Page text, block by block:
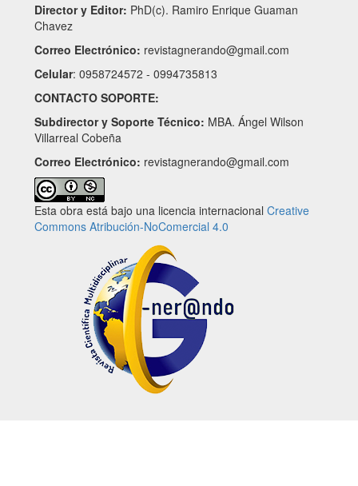
Director y Editor: PhD(c). Ramiro Enrique Guaman
Chavez
Correo Electrónico: revistagnerando@gmail.com
Celular: 0958724572 - 0994735813
CONTACTO SOPORTE:
Subdirector y Soporte Técnico: MBA. Ángel Wilson
Villarreal Cobeña
Correo Electrónico: revistagnerando@gmail.com
Esta obra está bajo una licencia internacional Creative
Commons Atribución-NoComercial 4.0